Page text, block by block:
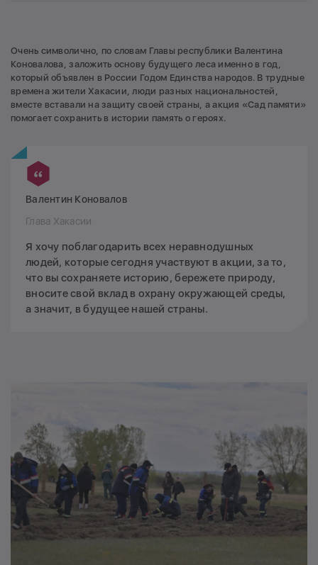
Очень символично, по словам Главы республики Валентина
Коновалова, заложить основу будущего леса именно в год,
который объявлен в России Годом Единства народов. В трудные
времена жители Хакасии, люди разных национальностей,
вместе вставали на защиту своей страны, а акция «Сад памяти»
помогает сохранить в истории память о героях.
Валентин Коновалов
Глава Хакасии
Я хочу поблагодарить всех неравнодушных
людей, которые сегодня участвуют в акции, за то,
что вы сохраняете историю, бережете природу,
вносите свой вклад в охрану окружающей среды,
а значит, в будущее нашей страны.